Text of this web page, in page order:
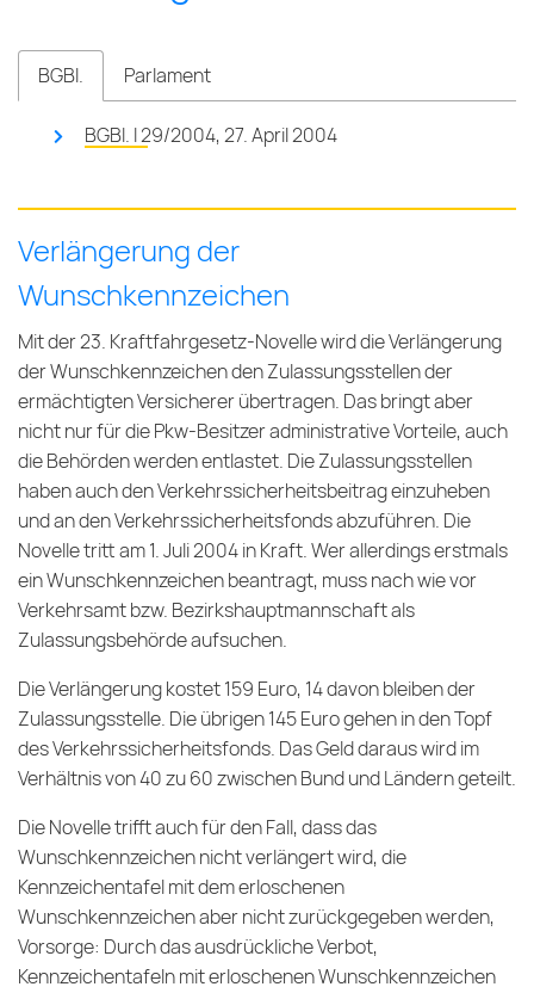
BGBl. Parlament
BGBl. I 29/2004, 27. April 2004
Verlängerung der
Wunschkennzeichen
Mit der 23. Kraftfahrgesetz-Novelle wird die Verlängerung
der Wunschkennzeichen den Zulassungsstellen der
ermächtigten Versicherer übertragen. Das bringt aber
nicht nur für die Pkw-Besitzer administrative Vorteile, auch
die Behörden werden entlastet. Die Zulassungsstellen
haben auch den Verkehrssicherheitsbeitrag einzuheben
und an den Verkehrssicherheitsfonds abzuführen. Die
Novelle tritt am 1. Juli 2004 in Kraft. Wer allerdings erstmals
ein Wunschkennzeichen beantragt, muss nach wie vor
Verkehrsamt bzw. Bezirkshauptmannschaft als
Zulassungsbehörde aufsuchen.
Die Verlängerung kostet 159 Euro, 14 davon bleiben der
Zulassungsstelle. Die übrigen 145 Euro gehen in den Topf
des Verkehrssicherheitsfonds. Das Geld daraus wird im
Verhältnis von 40 zu 60 zwischen Bund und Ländern geteilt.
Die Novelle trifft auch für den Fall, dass das
Wunschkennzeichen nicht verlängert wird, die
Kennzeichentafel mit dem erloschenen
Wunschkennzeichen aber nicht zurückgegeben werden,
Vorsorge: Durch das ausdrückliche Verbot,
Kennzeichentafeln mit erloschenen Wunschkennzeichen